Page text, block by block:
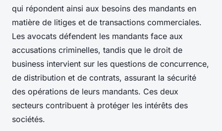
qui répondent ainsi aux besoins des mandants en
matière de litiges et de transactions commerciales.
Les avocats défendent les mandants face aux
accusations criminelles, tandis que le droit de
business intervient sur les questions de concurrence,
de distribution et de contrats, assurant la sécurité
des opérations de leurs mandants. Ces deux
secteurs contribuent à protéger les intérêts des
sociétés.